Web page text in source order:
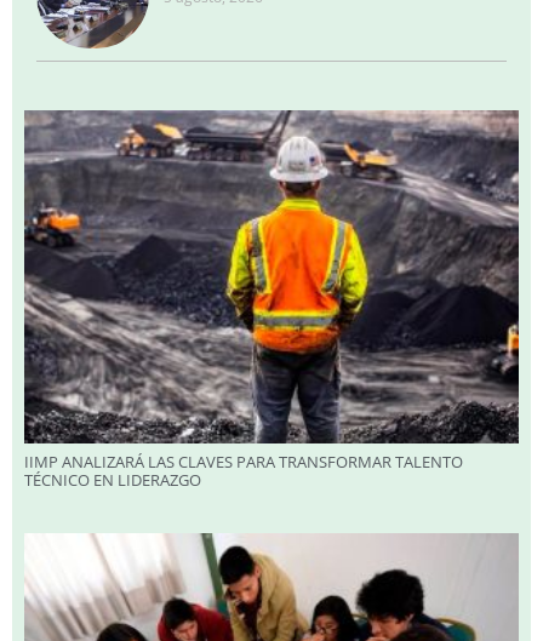
IIMP ANALIZARÁ LAS CLAVES PARA TRANSFORMAR TALENTO
TÉCNICO EN LIDERAZGO